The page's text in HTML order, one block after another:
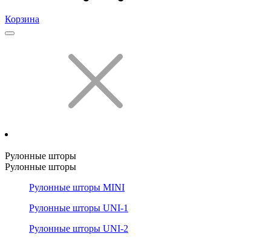
Корзина
Рулонные шторы
Рулонные шторы
Рулонные шторы MINI
Рулонные шторы UNI-1
Рулонные шторы UNI-2